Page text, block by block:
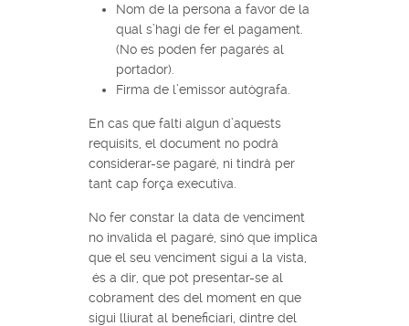
Nom de la persona a favor de la
qual s’hagi de fer el pagament.
(No es poden fer pagarés al
portador).
Firma de l’emissor autògrafa.
En cas que falti algun d’aquests
requisits, el document no podrà
considerar-se pagaré, ni tindrà per
tant cap força executiva.
No fer constar la data de venciment
no invalida el pagaré, sinó que implica
que el seu venciment sigui a la vista,
és a dir, que pot presentar-se al
cobrament des del moment en que
sigui lliurat al beneficiari, dintre del